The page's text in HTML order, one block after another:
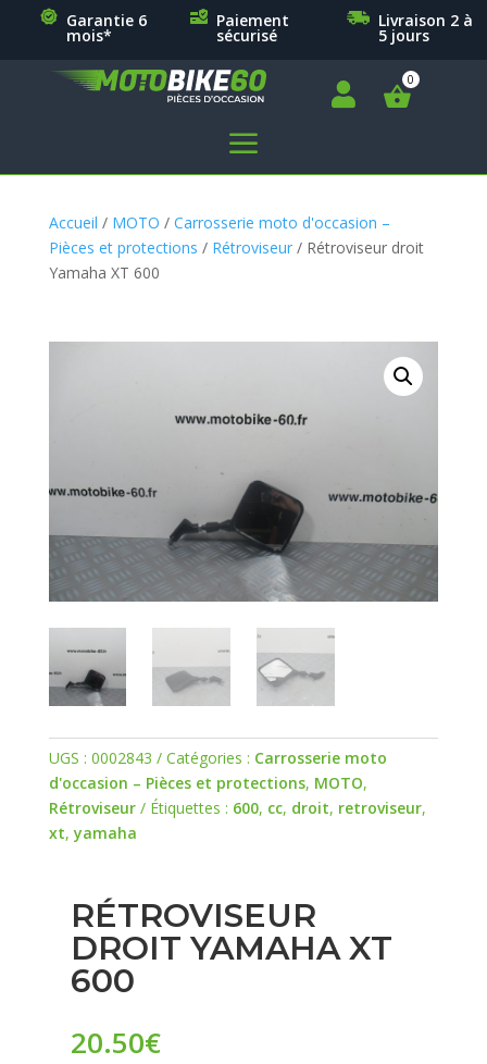
Garantie 6
mois*
Paiement
sécurisé
Livraison 2 à
5 jours

a
Accueil / MOTO / Carrosserie moto d'occasion –
Pièces et protections / Rétroviseur/ Rétroviseur droit
Yamaha XT 600
UGS : 0002843 Catégories : Carrosserie moto
d'occasion – Pièces et protections, MOTO,
Rétroviseur
Étiquettes : 600, cc, droit, retroviseur,
xt,yamaha
RÉTROVISEUR
DROIT YAMAHA XT
600
20.50€